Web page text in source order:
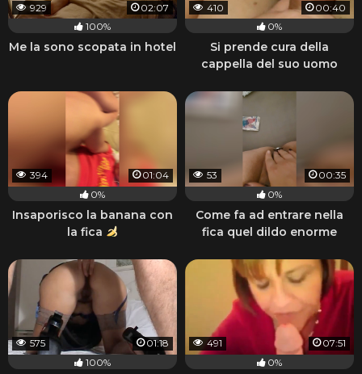
929
02:07
100%
Me la sono scopata in hotel
410
00:40
0%
Si prende cura della
cappella del suo uomo
394
01:04
0%
Insaporisco la banana con
la fica
53
00:35
0%
Come fa ad entrare nella
fica quel dildo enorme
575
01:18
100%
491
07:51
0%